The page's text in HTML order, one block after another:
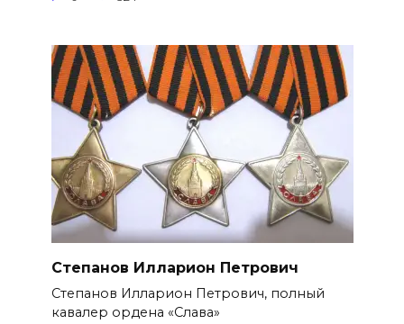
Степанов Илларион Петрович
Степанов Илларион Петрович, полный
кавалер ордена «Слава»